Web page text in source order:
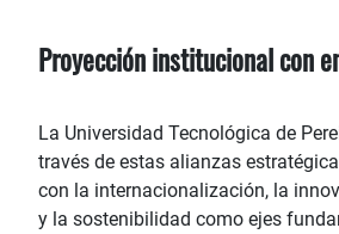
Proyección institucional con
La Universidad Tecnológica de
través de estas alianzas
con la internacionalización, la
y la sostenibilidad como ejes